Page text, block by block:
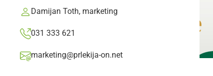
Damijan Toth, marketing
031 333 621
marketing@prlekija-on.net